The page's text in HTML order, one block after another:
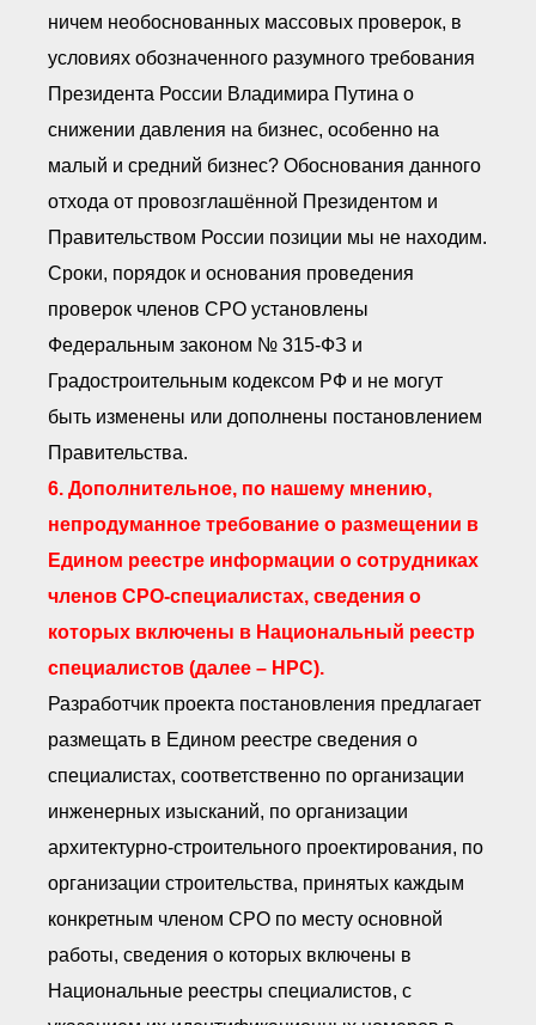
ничем необоснованных массовых проверок, в
условиях обозначенного разумного требования
Президента России Владимира Путина о
снижении давления на бизнес, особенно на
малый и средний бизнес? Обоснования данного
отхода от провозглашённой Президентом и
Правительством России позиции мы не находим.
Сроки, порядок и основания проведения
проверок членов СРО установлены
Федеральным законом № 315-ФЗ и
Градостроительным кодексом РФ и не могут
быть изменены или дополнены постановлением
Правительства.
6. Дополнительное, по нашему мнению,
непродуманное требование о размещении в
Едином реестре информации о сотрудниках
членов СРО-специалистах, сведения о
которых включены в Национальный реестр
специалистов (далее – НРС).
Разработчик проекта постановления предлагает
размещать в Едином реестре сведения о
специалистах, соответственно по организации
инженерных изысканий, по организации
архитектурно-строительного проектирования, по
организации строительства, принятых каждым
конкретным членом СРО по месту основной
работы, сведения о которых включены в
Национальные реестры специалистов, с